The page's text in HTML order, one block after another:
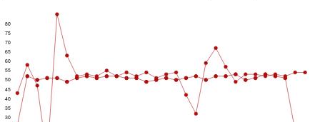
30
35
40
45
50
55
60
65
70
75
80